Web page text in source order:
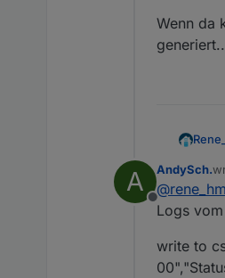
Wenn da
A
Offline
AndySch.
@rene_hm
Logs
write to